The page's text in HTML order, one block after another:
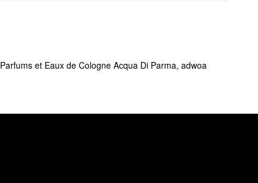
Parfums et Eaux de Cologne Acqua Di Parma, adwoa